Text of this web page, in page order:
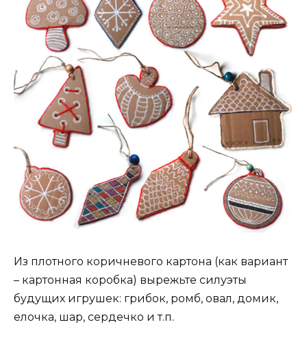
Из плотного коричневого картона (как вариант
– картонная коробка) вырежьте силуэты
будущих игрушек: грибок, ромб, овал, домик,
елочка, шар, сердечко и т.п.